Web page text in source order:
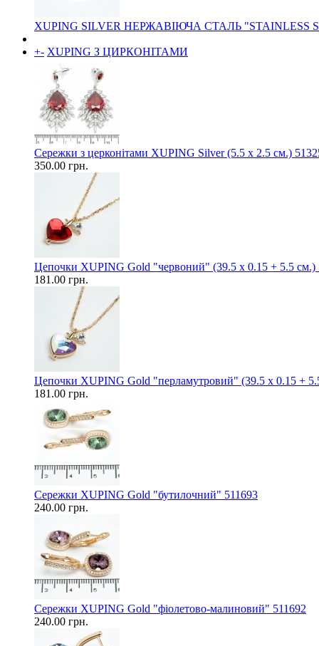
XUPING SILVER НЕРЖАВІЮЧА СТАЛЬ "STAINLESS
+- XUPING З ЦИРКОНІТАМИ
Сережки з церконітами XUPING Silver (5.5 х 2.5 см.)
350.00 грн.
Цепочки XUPING Gold "червоний" (39.5 х 0.15 + 5.5 см.)
181.00 грн.
Цепочки XUPING Gold "перламутровий" (39.5 х 0.15 +
181.00 грн.
Сережки XUPING Gold "бутилочний" 511693
240.00 грн.
Сережки XUPING Gold "фіолетово-малиновий" 511692
240.00 грн.